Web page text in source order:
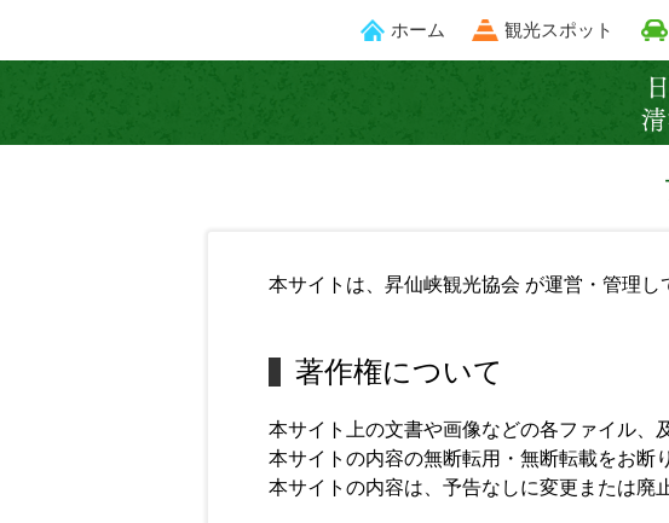
ホーム 観光スポット
本サイトは、昇仙峡観光協会 が運営・管理し
著作権について
本サイト上の文書や画像などの各ファイル、
本サイトの内容の無断転用・無断転載をお断
本サイトの内容は、予告なしに変更または廃